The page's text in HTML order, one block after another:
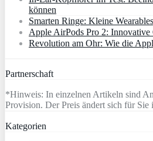
können
Smarten Ringe: Kleine
Apple AirPods Pro 2:
Revolution am Ohr: Wie die
Partnerschaft
*Hinweis: In einzelnen Artikeln sind
Provision. Der Preis ändert sich für Sie
Kategorien